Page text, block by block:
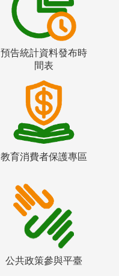
預告統計資料發布時
間表
教育消費者保護專區
公共政策參與平臺